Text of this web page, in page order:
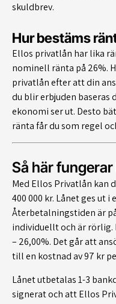
skuldbrev.
Hur bestäms
Ellos privatlån har lika
nominell ränta på 26%.
privatlån efter att din
du blir erbjuden baseras
ekonomi ser ut. Desto
ränta får du som regel
Så här
Med Ellos Privatlån kan
400 000 kr. Lånet ges ut
Återbetalningstiden är
individuellt och är rörlig.
– 26,00%. Det går att
till en kostnad av 97 kr
Lånet utbetalas 1-3
signerat och att Ellos